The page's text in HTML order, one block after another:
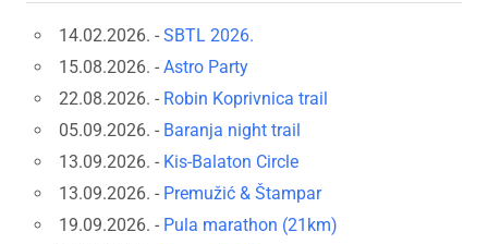
14.02.2026. - SBTL 2026.
15.08.2026. - Astro Party
22.08.2026. - Robin Koprivnica trail
05.09.2026. - Baranja night trail
13.09.2026. - Kis-Balaton Circle
13.09.2026. - Premužić & Štampar
19.09.2026. - Pula marathon (21km)